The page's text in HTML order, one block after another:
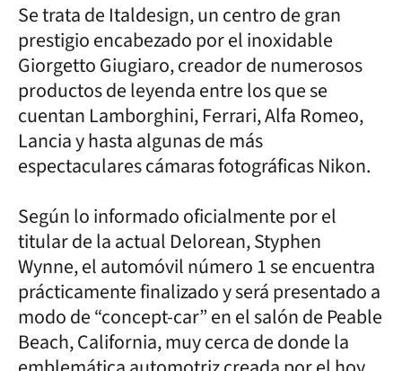
Se trata de Italdesign, un centro de gran
prestigio encabezado por el inoxidable
Giorgetto Giugiaro, creador de numerosos
productos de leyenda entre los que se
cuentan Lamborghini, Ferrari, Alfa Romeo,
Lancia y hasta algunas de más
espectaculares cámaras fotográficas Nikon.
Según lo informado oficialmente por el
titular de la actual Delorean, Styphen
Wynne, el automóvil número 1 se encuentra
prácticamente finalizado y será presentado a
modo de “concept-car” en el salón de Peable
Beach, California, muy cerca de donde la